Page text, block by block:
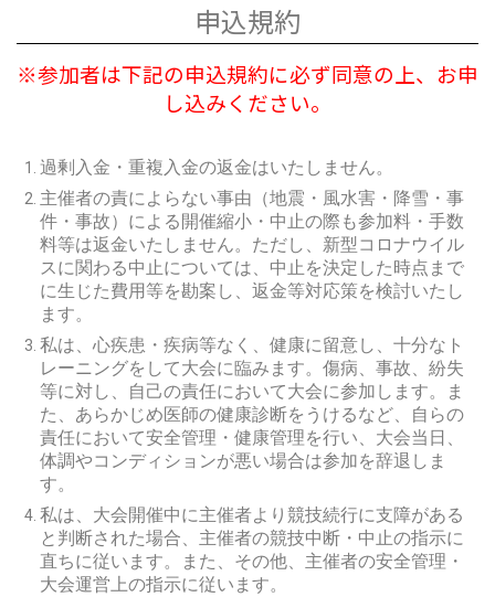
申込規約
※参加者は下記の申込規約に必ず同意の上、お申
し込みください。
過剰入金・重複入金の返金はいたしません。
主催者の責によらない事由（地震・風水害・降雪・事
件・事故）による開催縮小・中止の際も参加料・手数
料等は返金いたしません。ただし、新型コロナウイル
スに関わる中止については、中止を決定した時点まで
に生じた費用等を勘案し、返金等対応策を検討いたし
ます。
私は、心疾患・疾病等なく、健康に留意し、十分なト
レーニングをして大会に臨みます。傷病、事故、紛失
等に対し、自己の責任において大会に参加します。ま
た、あらかじめ医師の健康診断をうけるなど、自らの
責任において安全管理・健康管理を行い、大会当日、
体調やコンディションが悪い場合は参加を辞退しま
す。
私は、大会開催中に主催者より競技続行に支障がある
と判断された場合、主催者の競技中断・中止の指示に
直ちに従います。また、その他、主催者の安全管理・
大会運営上の指示に従います。